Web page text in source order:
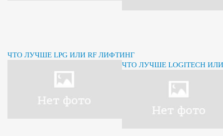
ЧТО ЛУЧШЕ LPG ИЛИ RF ЛИФТИНГ
ЧТО ЛУЧШЕ LOGITECH ИЛИ